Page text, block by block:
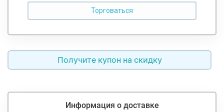
Получите купон на скидку
Информация о доставке